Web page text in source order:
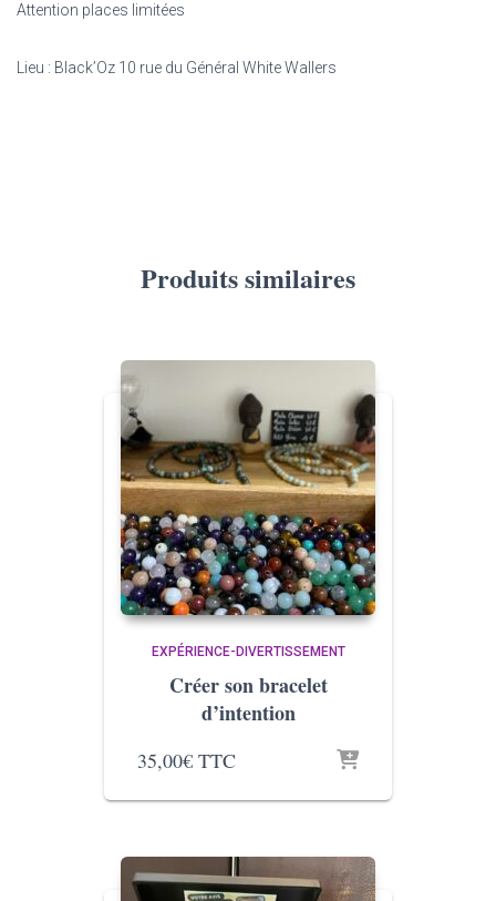
Attention places limitées
Lieu : Black’Oz 10 rue du Général White Wallers
Produits similaires
EXPÉRIENCE-DIVERTISSEMENT
Créer son bracelet
d’intention
35,00€ TTC